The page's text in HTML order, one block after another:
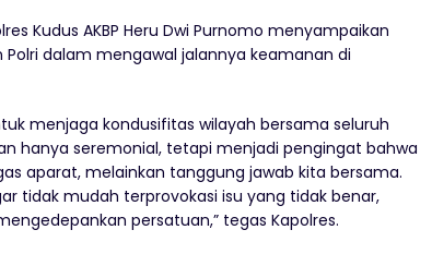
Kudus AKBP Heru Dwi Purnomo menyampaikan
dalam mengawal jalannya keamanan di
menjaga kondusifitas wilayah bersama seluruh
hanya seremonial, tetapi menjadi pengingat bahwa
aparat, melainkan tanggung jawab kita bersama.
tidak mudah terprovokasi isu yang tidak benar,
persatuan,” tegas Kapolres.